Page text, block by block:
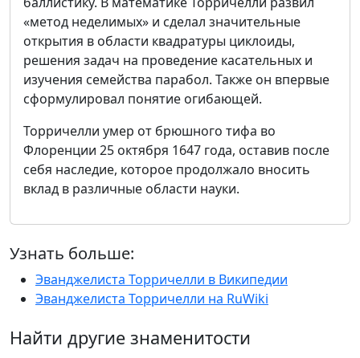
«метод неделимых» и сделал значительные
открытия в области квадратуры циклоиды,
решения задач на проведение касательных и
изучения семейства парабол. Также он впервые
сформулировал понятие огибающей.
Торричелли умер от брюшного тифа во
Флоренции 25 октября 1647 года, оставив после
себя наследие, которое продолжало вносить
вклад в различные области науки.
Узнать больше:
Эванджелиста Торричелли в Википедии
Эванджелиста Торричелли на RuWiki
Найти другие знаменитости